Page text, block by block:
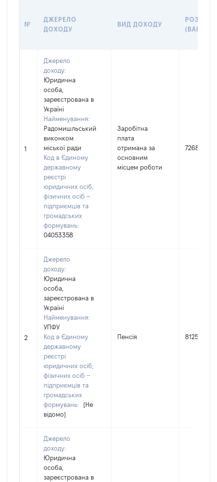
№
ДЖЕРЕЛО
ДОХОДУ
ВИД ДОХОДУ
РОЗМІР
1
Джерело
доходу:
Юридична
особа,
зареєстрована в
Україні
Найменування:
Радомишльський
виконком
міської ради
Код в Єдиному
державному
реєстрі
юридичних осіб,
фізичних осіб –
підприємців та
громадських
формувань:
04053358
Заробітна
плата
отримана за
основним
місцем роботи
726835
2
Джерело
доходу:
Юридична
особа,
зареєстрована в
Україні
Найменування:
УПФУ
Код в Єдиному
державному
реєстрі
юридичних осіб,
фізичних осіб –
підприємців та
громадських
формувань:
[Не
відомо]
Пенсія 81250
Джерело
доходу:
Юридична
особа,
зареєстрована в